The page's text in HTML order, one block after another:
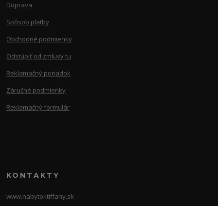
Doprava
Spôsob platby
Obchodné podmienky
Odstúpiť od zmluvy tu
Reklamačný poriadok
Záručné podmienky
Reklamačný formulár
KONTAKTY
www.nabytoktiffany.sk